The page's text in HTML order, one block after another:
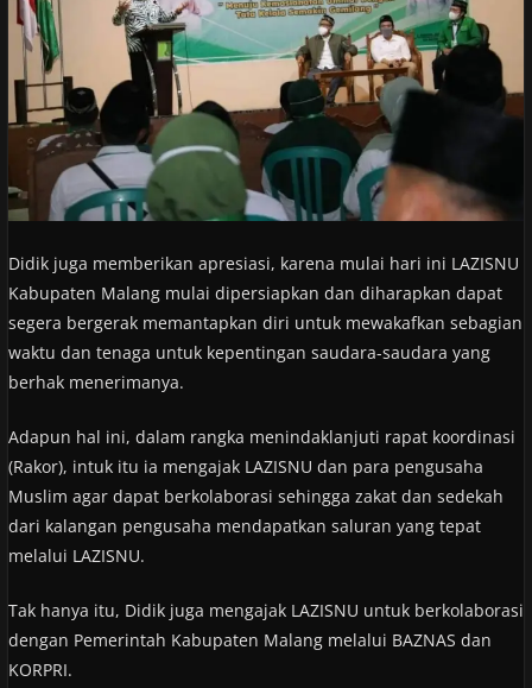
Didik juga memberikan apresiasi, karena mulai hari ini LAZISNU
Kabupaten Malang mulai dipersiapkan dan diharapkan dapat
segera bergerak memantapkan diri untuk mewakafkan sebagian
waktu dan tenaga untuk kepentingan saudara-saudara yang
berhak menerimanya.
Adapun hal ini, dalam rangka menindaklanjuti rapat koordinasi
(Rakor), intuk itu ia mengajak LAZISNU dan para pengusaha
Muslim agar dapat berkolaborasi sehingga zakat dan sedekah
dari kalangan pengusaha mendapatkan saluran yang tepat
melalui LAZISNU.
Tak hanya itu, Didik juga mengajak LAZISNU untuk berkolaborasi
dengan Pemerintah Kabupaten Malang melalui BAZNAS dan
KORPRI.